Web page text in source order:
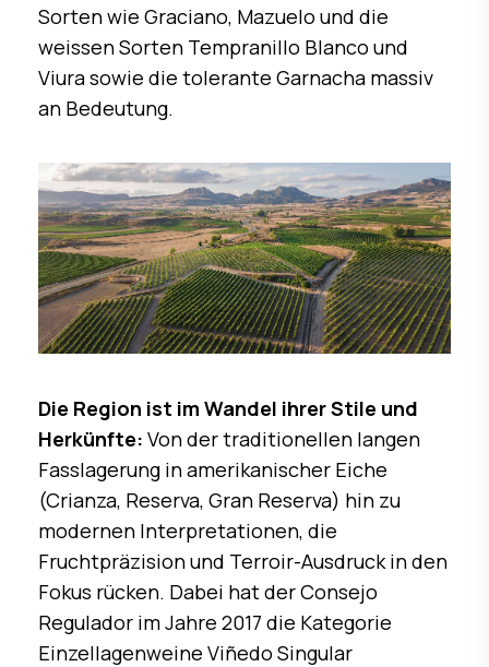
Sorten wie Graciano, Mazuelo und die
weissen Sorten Tempranillo Blanco und
Viura sowie die tolerante Garnacha massiv
an Bedeutung.
Die Region ist im Wandel ihrer Stile und
Herkünfte: Von der traditionellen langen
Fasslagerung in amerikanischer Eiche
(Crianza, Reserva, Gran Reserva) hin zu
modernen Interpretationen, die
Fruchtpräzision und Terroir-Ausdruck in den
Fokus rücken. Dabei hat der Consejo
Regulador im Jahre 2017 die Kategorie
Einzellagenweine Viñedo Singular